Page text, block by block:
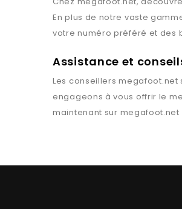
En plus de notre vaste
votre numéro préféré et des
Assistance et
Les conseillersmegafoot.net
engageons à vous offrir le
maintenant sur megafoot.net